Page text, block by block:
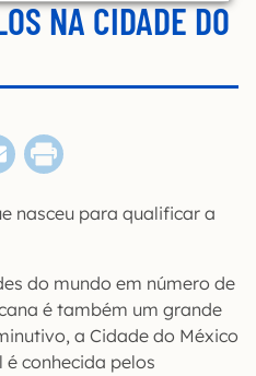
NA CIDADE DO
nasceu para qualificar a
do mundo em número de
é também um grande
a Cidade do México
conhecida pelos